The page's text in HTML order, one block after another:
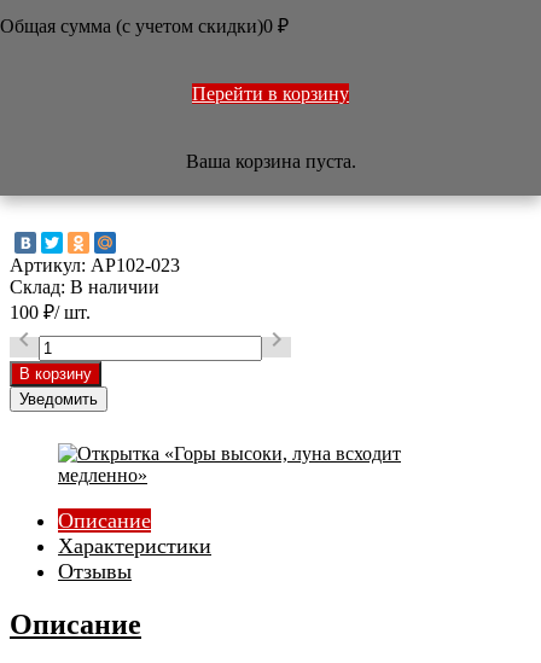
 / Арт-салон Открытки, календари
Артикул: AP102-023
Склад: В наличии
100 ₽/ шт.
 
Уведомить
Описание
Характеристики
Отзывы
Описание
Общая сумма (с учетом скидки)0 ₽
Перейти в корзину
Ваша корзина пуста.